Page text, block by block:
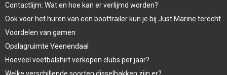
Contactlijm: Wat en hoe kan er verlijmd worden?
Ook voor het huren van een boottrailer kun je bij Just Marine terecht
Voordelen van gamen
Opslagruimte Veenendaal
Hoeveel voetbalshirt verkopen clubs per jaar?
Welke verschillende soorten disselbakken zijn er?